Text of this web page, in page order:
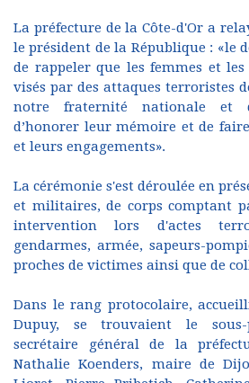
La préfecture de la Côte-d'Or a
le président de la République : «le
de rappeler que les femmes et
visés par des attaques terroristes
notre fraternité nationale et
d’honorer leur mémoire et de
et leurs engagements».
La cérémonie s'est déroulée en
et militaires, de corps comptant
intervention lors d'actes
gendarmes, armée, sapeurs-
proches de victimes ainsi que de
Dans le rang protocolaire,
Dupuy, se trouvaient le sous-
secrétaire général de la
Nathalie Koenders, maire de